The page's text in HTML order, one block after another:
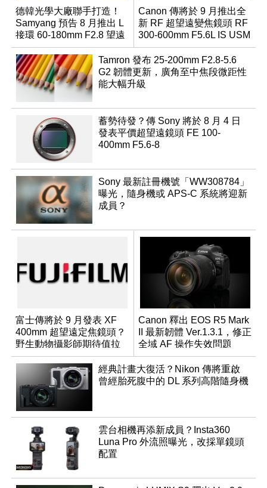
德韓光學大廠聯手打造！
Samyang 預告 8 月推出 L
接環 60-180mm F2.8 望遠
變焦鏡
Canon 傳將於 9 月推出全
新 RF 超望遠變焦鏡頭 RF
300-600mm F5.6L IS USM
Tamron 發布 25-200mm F2.8-5.6
G2 韌體更新，廣角至中焦段微距性
能大幅升級
蓄勢待發？傳 Sony 將於 8 月 4 日
發表平價超望遠鏡頭 FE 100-
400mm F5.6-8
Sony 最新註冊機號「WW308784」
曝光，隨身機或 APS-C 系統將迎新
成員？
富士傳將於 9 月發表 XF
400mm 超望遠定焦鏡頭？
野生動物攝影師期待值拉
滿
Canon 釋出 EOS R5 Mark
II 最新韌體 Ver.1.3.1，修正
全域 AF 操作失效問題
經典計畫大復活？Nikon 傳將重啟
曾經胎死腹中的 DL 系列高階隨身機
雲台相機再添新成員？Insta360
Luna Pro 外流照曝光，改採單鏡頭
配置